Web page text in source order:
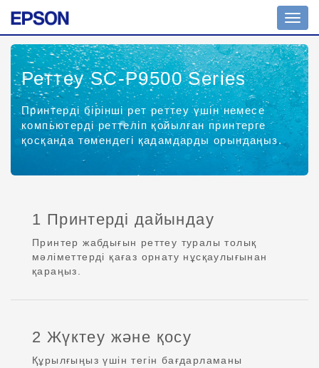
Реттеу SC-P9500 Series
Принтерді бірінші рет реттеу үшін немесе
компьютерді реттеліп қойылған принтерге
қосқанда төмендегі қадамдарды орындаңыз.
1 Принтерді дайындау
Принтер жабдығын реттеу туралы толық
мәліметтерді қағаз орнату нұсқаулығынан
қараңыз.
2 Жүктеу және қосу
Құрылғыңыз үшін тегін бағдарламаны